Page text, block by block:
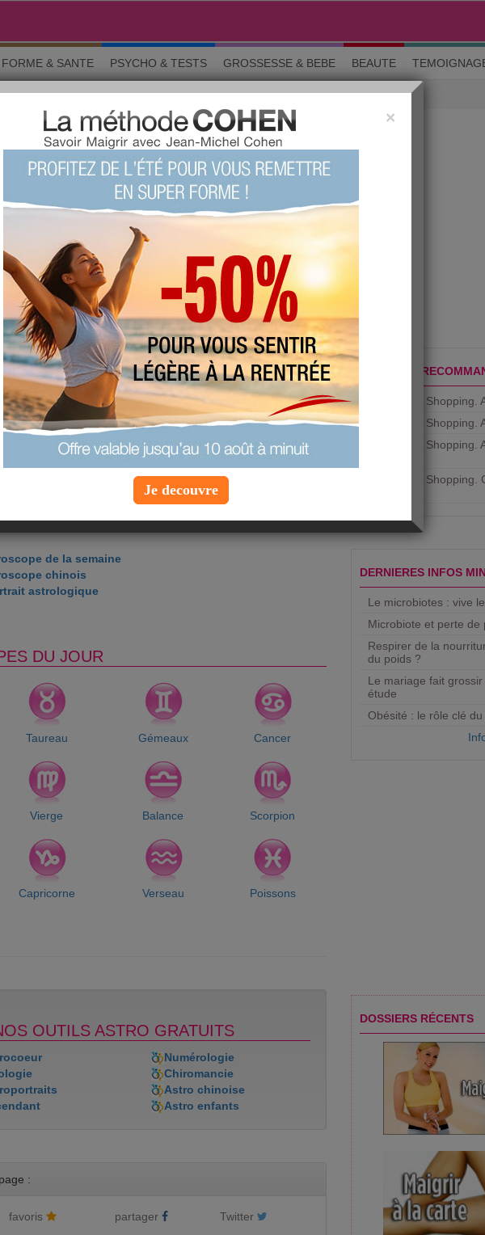
M'inscrire|
FORME & SANTE PSYCHO & TESTS GROSSESSE & BEBE BEAUTE
DU JOUR » Retour à la page précédente
avril et le 21 mai
vos sentiments et ce que vous ressentez pour les autres. Cela
compte que cela ne vaut pas la peine de prendre le risque de
sur des détails insignifiants ou pour savoir qui a tort et qui a
journée si vous chassez vos pensées négatives dès
préférer une vision positive de votre vie.
: 8
la journée : 16h
de la semaine
chinois
astrologique
DU JOUR
Taureau Gémeaux Cancer
Vierge Balance Scorpion
Capricorne Verseau Poissons
OUTILS ASTRO GRATUITS
Numérologie
Chiromancie
Astro chinoise
Astro enfants
:
favoris partager Twitter
PRODUITS
Aujourdhui
Aujourdhui Shopping.
Aujourdhui
Aujourdhui
DERNIERES INFOS
Le microbiotes : vive
Microbiote et perte de
Respirer de la
du poids ?
Le mariage fait
étude
Obésité : le rôle clé
DOSSIERS RÉCENTS
×
Je decouvre